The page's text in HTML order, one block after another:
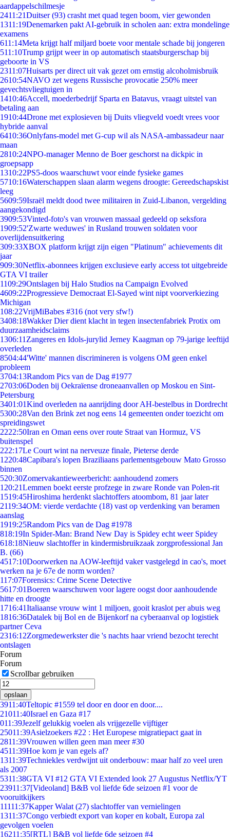
aardappelschilmesje
2411:21Duitser (93) crasht met quad tegen boom, vier gewonden
1311:19Denemarken pakt AI-gebruik in scholen aan: extra mondelinge
examens
611:14Meta krijgt half miljard boete voor mentale schade bij jongeren
511:10Trump grijpt weer in op automatisch staatsburgerschap bij
geboorte in VS
2311:07Huisarts per direct uit vak gezet om ernstig alcoholmisbruik
2610:54NAVO zet wegens Russische provocatie 250% meer
gevechtsvliegtuigen in
1410:46Accell, moederbedrijf Sparta en Batavus, vraagt uitstel van
betaling aan
1910:44Drone met explosieven bij Duits vliegveld voedt vrees voor
hybride aanval
6410:36Onlyfans-model met G-cup wil als NASA-ambassadeur naar
maan
2810:24NPO-manager Menno de Boer geschorst na dickpic in
groepsapp
1310:22PS5-doos waarschuwt voor einde fysieke games
5710:16Waterschappen slaan alarm wegens droogte: Gereedschapskist
leeg
5609:59Israël meldt dood twee militairen in Zuid-Libanon, vergelding
aangekondigd
3909:53Vinted-foto's van vrouwen massaal gedeeld op seksfora
1909:52'Zwarte weduwes' in Rusland trouwen soldaten voor
overlijdensuitkering
309:33XBOX platform krijgt zijn eigen "Platinum" achievements dit
jaar
909:30Netflix-abonnees krijgen exclusieve early access tot uitgebreide
GTA VI trailer
1109:29Ontslagen bij Halo Studios na Campaign Evolved
4609:22Progressieve Democraat El-Sayed wint nipt voorverkiezing
Michigan
108:22VrijMiBabes #316 (not very sfw!)
3408:18Wakker Dier dient klacht in tegen insectenfabriek Protix om
duurzaamheidsclaims
1306:11 Zangeres en Idols-jurylid Jerney Kaagman op 79-jarige leeftijd
overleden
8504:44'Witte' mannen discrimineren is volgens OM geen enkel
probleem
3704:13Random Pics van de Dag #1977
2703:06Doden bij Oekraïense droneaanvallen op Moskou en Sint-
Petersburg
3401:01Kind overleden na aanrijding door AH-bestelbus in Dordrecht
5300:28Van den Brink zet nog eens 14 gemeenten onder toezicht om
spreidingswet
2222:50Iran en Oman eens over route Straat van Hormuz, VS
buitenspel
222:17Le Court wint na nerveuze finale, Pieterse derde
1220:48Capibara's lopen Braziliaans parlementsgebouw Mato Grosso
binnen
520:30Zomervakantieweerbericht: aanhoudend zomers
1 20:21Lemmen boekt eerste profzege in zware Ronde van Polen-rit
1519:45Hiroshima herdenkt slachtoffers atoombom, 81 jaar later
2119:34OM: vierde verdachte (18) vast op verdenking van beramen
aanslag
1919:25Random Pics van de Dag #1978
818:19In Spider-Man: Brand New Day is Spidey echt weer Spidey
618:18Nieuw slachtoffer in kindermisbruikzaak zorgprofessional Jan
B. (66)
4517:10Doorwerken na AOW-leeftijd vaker vastgelegd in cao's, moet
werken na je 67e de norm worden?
117:07Forensics: Crime Scene Detective
5617:01Boeren waarschuwen voor lagere oogst door aanhoudende
hitte en droogte
1716:41Italiaanse vrouw wint 1 miljoen, gooit kraslot per abuis weg
1816:36Datalek bij Bol en de Bijenkorf na cyberaanval op logistiek
partner Ceva
2316:12Zorgmedewerkster die 's nachts haar vriend bezocht terecht
ontslagen
Forum
Forum
Scrollbar gebruiken
opslaan
3911:40Teltopic #1559 tel door en door en door....
21011:40Israel en Gaza #17
011:39Jezelf gelukkig voelen als vrijgezelle vijftiger
25011:39Asielzoekers #22 : Het Europese migratiepact gaat in
2811:39Vrouwen willen geen man meer #30
4511:39Hoe kom je van egels af?
1311:39Techniekles verdwijnt uit onderbouw: maar half zo veel uren
als 2007
5311:38GTA VI #12 GTA VI Extended look 27 Augustus Netflix/YT
23911:37[Videoland] B&B vol liefde 6de seizoen #1 voor de
vooruitkijkers
11111:37Kapper Walat (27) slachtoffer van vernielingen
1311:37Congo verbiedt export van koper en kobalt, Europa zal
gevolgen voelen
16211:35[RTL] B&B vol liefde 6de seizoen #4